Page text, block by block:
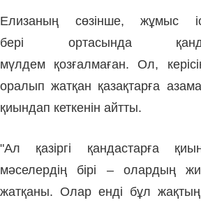
Елизаның сөзінше, жұмыс
бері ортасында
мүлдем қозғалмаған. Ол,
оралып жатқан қазақтарға
қиындап кеткенін айтты.
"Ал қазіргі қандастарға
мәселердің бірі – олардың
жатқаны. Олар енді бұл жақтың